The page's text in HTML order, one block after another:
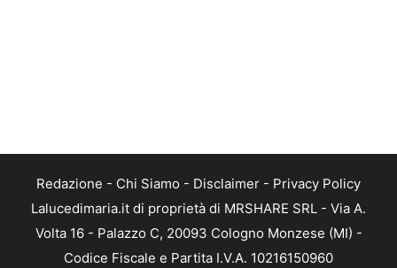
Redazione - Chi Siamo - Disclaimer - Privacy Policy
Lalucedimaria.it di proprietà di MRSHARE SRL - Via A.
Volta 16 - Palazzo C, 20093 Cologno Monzese (MI) -
Codice Fiscale e Partita I.V.A. 10216150960